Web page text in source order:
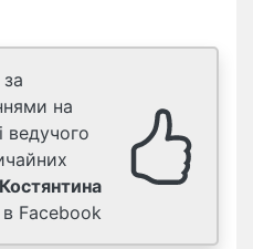
на
ведучого
Костянтина
в Facebook